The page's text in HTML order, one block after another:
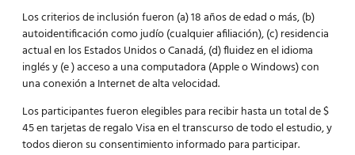
Los criterios de inclusión fueron (a) 18 años de edad o más, (b)
autoidentificación como judío (cualquier afiliación), (c) residencia
actual en los Estados Unidos o Canadá, (d) fluidez en el idioma
inglés y (e ) acceso a una computadora (Apple o Windows) con
una conexión a Internet de alta velocidad.
Los participantes fueron elegibles para recibir hasta un total de $
45 en tarjetas de regalo Visa en el transcurso de todo el estudio, y
todos dieron su consentimiento informado para participar.